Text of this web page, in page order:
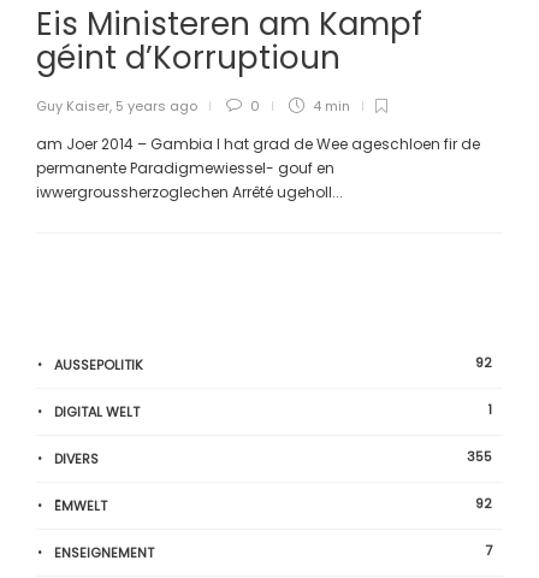
Eis Ministeren am Kampf
géint d’Korruptioun
Guy Kaiser, 5 years ago 0 4 min
am Joer 2014 – Gambia I hat grad de Wee ageschloen fir de
permanente Paradigmewiessel- gouf en
iwwergroussherzoglechen Arrêté ugeholl...
AUSSEPOLITIK 92
DIGITAL WELT 1
DIVERS 355
ËMWELT 92
ENSEIGNEMENT 7